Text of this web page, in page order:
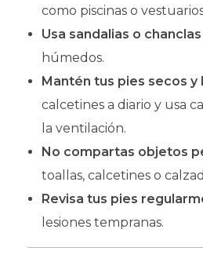
como piscinas o
Usa sandalias o chanclas
húmedos.
Mantén tus pies secos y
calcetines a diario y usa
la ventilación.
No compartas objetos
toallas, calcetines o
Revisa tus pies
lesiones tempranas.